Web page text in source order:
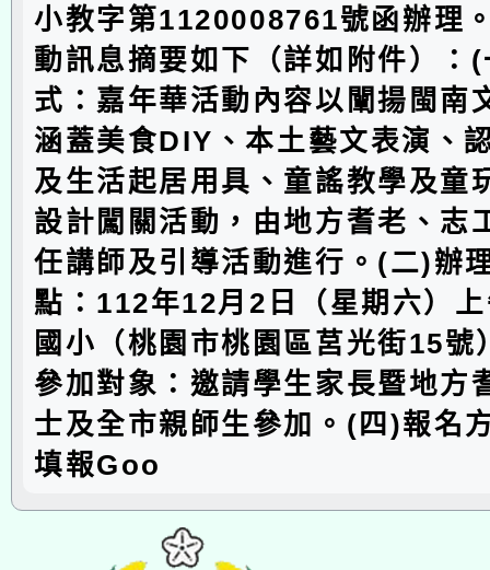
小教字第1120008761號函辦理
動訊息摘要如下（詳如附件）：
式：嘉年華活動內容以闡揚閩南
涵蓋美食DIY、本土藝文表演、
及生活起居用具、童謠教學及童
設計闖關活動，由地方耆老、志
任講師及引導活動進行。(二)辦
點：112年12月2日（星期六）
國小（桃園市桃園區莒光街15
參加對象：邀請學生家長暨地方
士及全市親師生參加。(四)報名
填報Goo